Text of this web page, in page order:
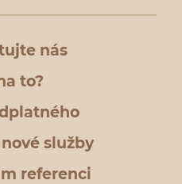
nás
to?
služby
referenci